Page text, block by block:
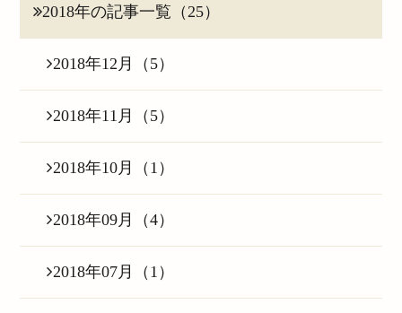
2018年の記事一覧（25）
2018年12月（5）
2018年11月（5）
2018年10月（1）
2018年09月（4）
2018年07月（1）